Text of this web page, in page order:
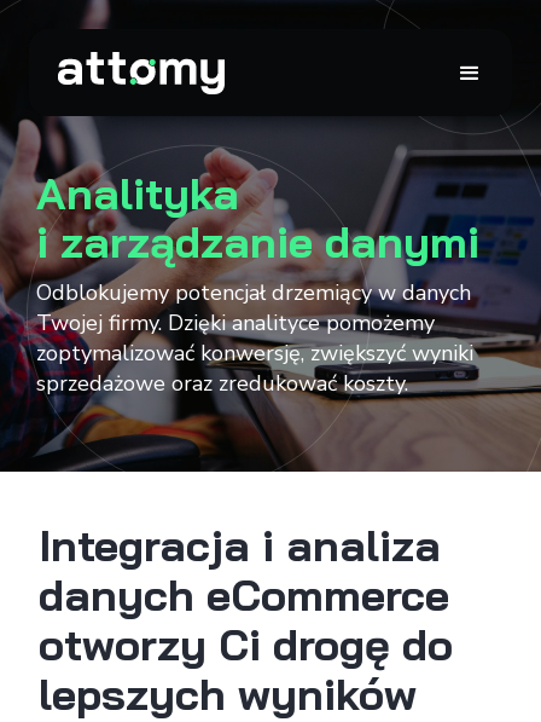
Analityka
i zarządzanie danymi
Odblokujemy potencjał drzemiący w danych
Twojej firmy. Dzięki analityce pomożemy
zoptymalizować konwersję, zwiększyć wyniki
sprzedażowe oraz zredukować koszty.
Integracja i analiza
danych eCommerce
otworzy Ci drogę do
lepszych wyników